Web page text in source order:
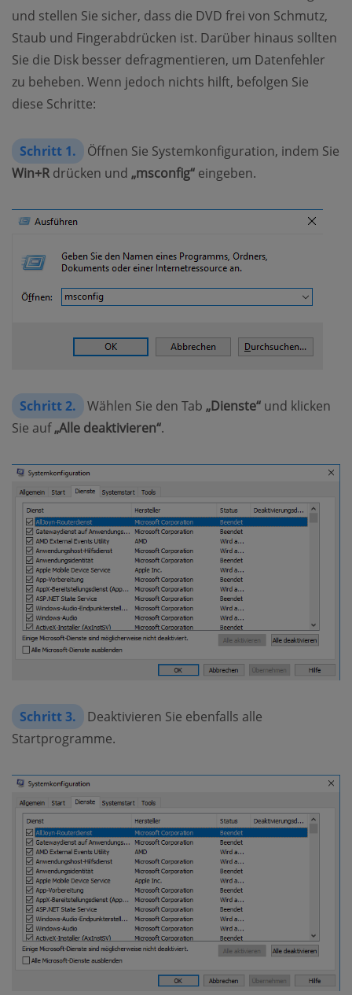
und stellen Sie sicher, dass die DVD frei von Schmutz,
Staub und Fingerabdrücken ist. Darüber hinaus sollten
Sie die Disk besser defragmentieren, um Datenfehler
zu beheben. Wenn jedoch nichts hilft, befolgen Sie
diese Schritte:
Schritt 1.
Öffnen Sie Systemkonfiguration, indem Sie
Win+R drücken und „msconfig“ eingeben.
Schritt 2. Wählen Sie den Tab „Dienste“ und klicken
Sie auf„Alle deaktivieren“.
Schritt 3.
Deaktivieren Sie ebenfalls alle
Startprogramme.